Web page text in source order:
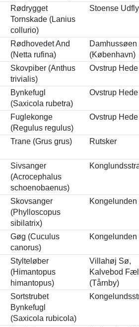
Rødrygget
Tornskade (Lanius
collurio)
Stoense
Rødhovedet And
(Netta rufina)
Damhussøen
(København)
Skovpiber (Anthus
trivialis)
Ovstrup Hede
Bynkefugl
(Saxicola rubetra)
Ovstrup Hede
Fuglekonge
(Regulus regulus)
Ovstrup Hede
Trane (Grus grus) Rutsker
Sivsanger
(Acrocephalus
schoenobaenus)
Skovsanger
(Phylloscopus
sibilatrix)
Kongelunden
Gøg (Cuculus
canorus)
Kongelunden
Stylteløber
(Himantopus
himantopus)
Villahøj Sø,
Kalvebod
(Tårnby)
Sortstrubet
Bynkefugl
(Saxicola rubicola)